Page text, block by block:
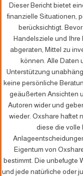
Dieser Bericht bietet
finanzielle Situationen,
berücksichtigt.
Handelsziele und Ihre
abgeraten, Mittel zu
können. Alle Daten
Unterstützung
keine persönliche
geäußerten Ansichten
Autoren wider und
wieder. Oxshare haftet
diese die volle
Eigentum von
bestimmt. Die unbefugte
und jede natürliche oder